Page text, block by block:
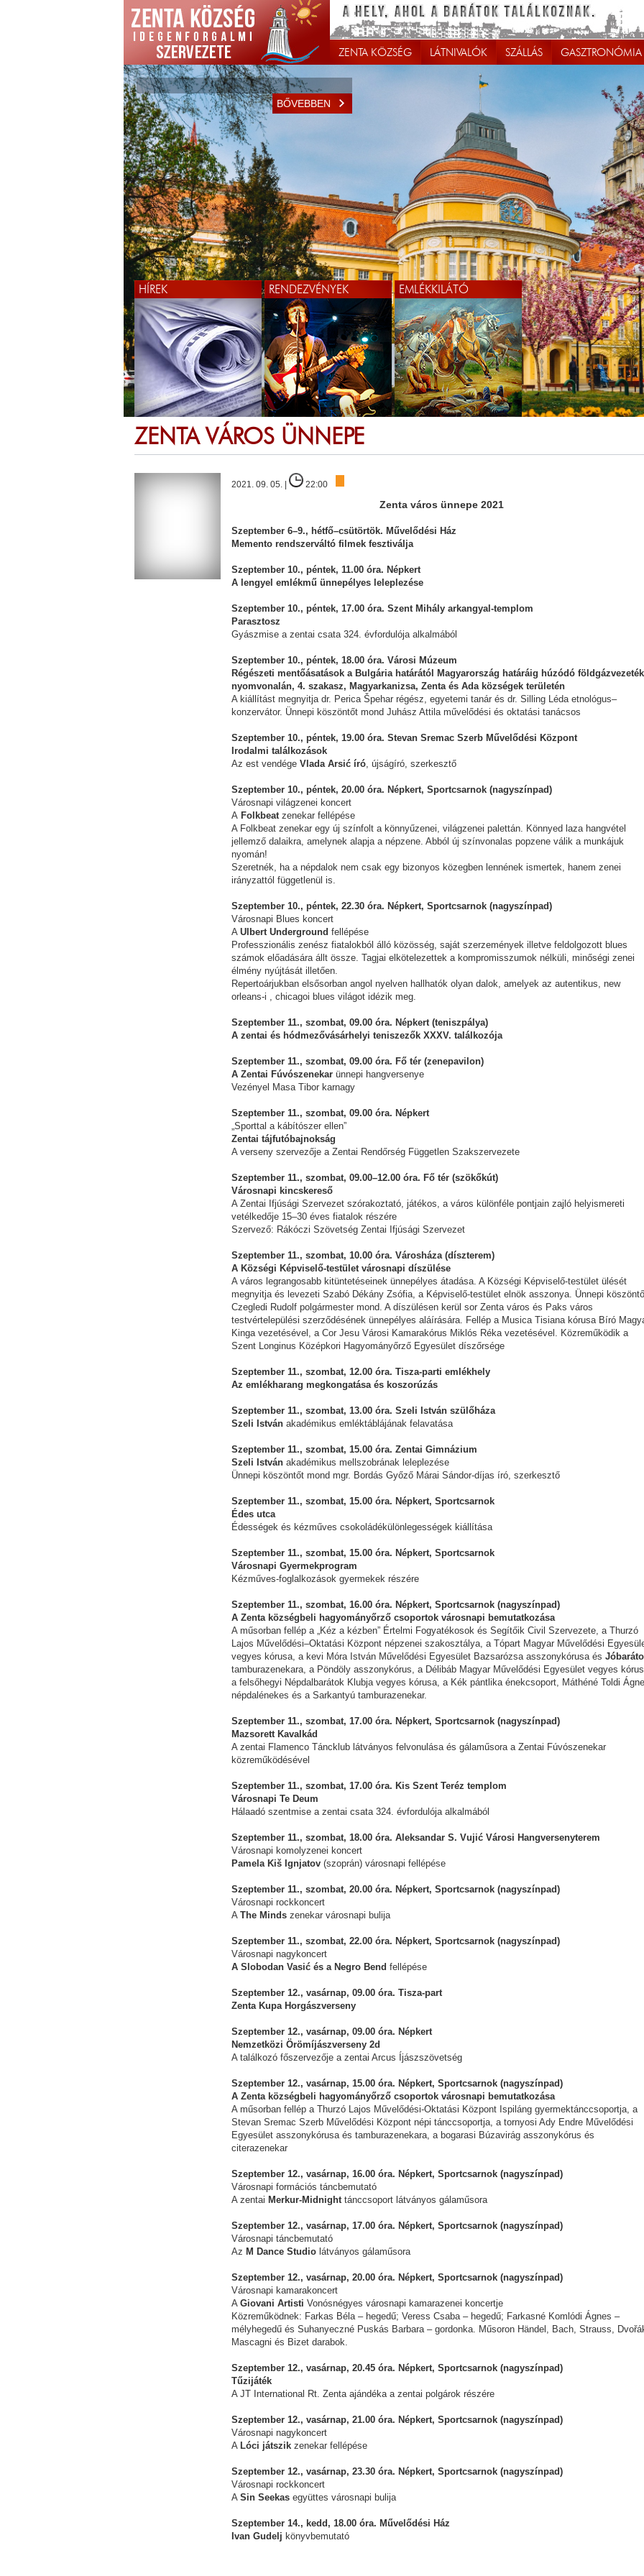
ZENTA KÖZSÉG LÁTNIVALÓK SZÁLLÁS GASZTRONÓMIA
BŐVEBBEN
HÍREK RENDEZVÉNYEK EMLÉKKILÁTÓ
ZENTA VÁROS ÜNNEPE
2021. 09. 05. | 22:00
Zenta város ünnepe 2021
Szeptember 6–9., hétfő–csütörtök. Művelődési Ház
Memento rendszerváltó filmek fesztiválja
Szeptember 10., péntek, 11.00 óra. Népkert
A lengyel emlékmű ünnepélyes leleplezése
Szeptember 10., péntek, 17.00 óra. Szent Mihály arkangyal-templom
Parasztosz
Gyászmise a zentai csata 324. évfordulója alkalmából
Szeptember 10., péntek, 18.00 óra. Városi Múzeum
Régészeti mentőásatások a Bulgária határától Magyarország határáig húzódó földgázvezeték
nyomvonalán, 4. szakasz, Magyarkanizsa, Zenta és Ada községek területén
A kiállítást megnyitja dr. Perica Špehar régész, egyetemi tanár és dr. Silling Léda etnológus–
konzervátor. Ünnepi köszöntőt mond Juhász Attila művelődési és oktatási tanácsos
Szeptember 10., péntek, 19.00 óra. Stevan Sremac Szerb Művelődési Központ
Irodalmi találkozások
Az est vendége Vlada Arsić író, újságíró, szerkesztő
Szeptember 10., péntek, 20.00 óra. Népkert, Sportcsarnok (nagyszínpad)
Városnapi világzenei koncert
A Folkbeatzenekar fellépése
A Folkbeat zenekar egy új színfolt a könnyűzenei, világzenei palettán. Könnyed laza hangvétel
jellemző dalaikra, amelynek alapja a népzene. Abból új színvonalas popzene válik a munkájuk
nyomán!
Szeretnék, ha a népdalok nem csak egy bizonyos közegben lennének ismertek, hanem zenei
irányzattól függetlenül is.
Szeptember 10., péntek, 22.30 óra. Népkert, Sportcsarnok (nagyszínpad)
Városnapi Blues koncert
A Ulbert Underground fellépése
Professzionális zenész fiatalokból álló közösség, saját szerzemények illetve feldolgozott blues
számok előadására állt össze. Tagjai elkötelezettek a kompromisszumok nélküli, minőségi zenei
élmény nyújtását illetően.
Repertoárjukban elsősorban angol nyelven hallhatók olyan dalok, amelyek az autentikus, new
orleans-i , chicagoi blues világot idézik meg.
Szeptember 11., szombat, 09.00 óra. Népkert (teniszpálya)
A zentai és hódmezővásárhelyi teniszezők XXXV. találkozója
Szeptember 11., szombat, 09.00 óra. Fő tér (zenepavilon)
A Zentai Fúvószenekar ünnepi hangversenye
Vezényel Masa Tibor karnagy
Szeptember 11., szombat, 09.00 óra. Népkert
„Sporttal a kábítószer ellen”
Zentai tájfutóbajnokság
A verseny szervezője a Zentai Rendőrség Független Szakszervezete
Szeptember 11., szombat, 09.00–12.00 óra. Fő tér (szökőkút)
Városnapi kincskereső
A Zentai Ifjúsági Szervezet szórakoztató, játékos, a város különféle pontjain zajló helyismereti
vetélkedője 15–30 éves fiatalok részére
Szervező: Rákóczi Szövetség Zentai Ifjúsági Szervezet
Szeptember 11., szombat, 10.00 óra. Városháza (díszterem)
A Községi Képviselő-testület városnapi díszülése
A város legrangosabb kitüntetéseinek ünnepélyes átadása. A Községi Képviselő-testület ülését
megnyitja és levezeti Szabó Dékány Zsófia, a Képviselő-testület elnök asszonya. Ünnepi
Czegledi Rudolf polgármester mond. A díszülésen kerül sor Zenta város és Paks város
testvértelepülési szerződésének ünnepélyes aláírására. Fellép a Musica Tisiana kórusa Bíró
Kinga vezetésével, a Cor Jesu Városi Kamarakórus Miklós Réka vezetésével. Közreműködik a
Szent Longinus Középkori Hagyományőrző Egyesület díszőrsége
Szeptember 11., szombat, 12.00 óra. Tisza-parti emlékhely
Az emlékharang megkongatása és koszorúzás
Szeptember 11., szombat, 13.00 óra. Szeli István szülőháza
Szeli István akadémikus emléktáblájának felavatása
Szeptember 11., szombat, 15.00 óra. Zentai Gimnázium
Szeli István akadémikus mellszobrának leleplezése
Ünnepi köszöntőt mond mgr. Bordás Győző Márai Sándor-díjas író, szerkesztő
Szeptember 11., szombat, 15.00 óra. Népkert, Sportcsarnok
Édes utca
Édességek és kézműves csokoládékülönlegességek kiállítása
Szeptember 11., szombat, 15.00 óra. Népkert, Sportcsarnok
Városnapi Gyermekprogram
Kézműves-foglalkozások gyermekek részére
Szeptember 11., szombat, 16.00 óra. Népkert, Sportcsarnok (nagyszínpad)
A Zenta községbeli hagyományőrző csoportok városnapi bemutatkozása
A műsorban fellép a „Kéz a kézben” Értelmi Fogyatékosok és Segítőik Civil Szervezete, a Thurzó
Lajos Művelődési–Oktatási Központ népzenei szakosztálya, a Tópart Magyar Művelődési
vegyes kórusa, a kevi Móra István Művelődési Egyesület Bazsarózsa asszonykórusa és
tamburazenekara, a Pöndöly asszonykórus, a Délibáb Magyar Művelődési Egyesület vegyes
a felsőhegyi Népdalbarátok Klubja vegyes kórusa, a Kék pántlika énekcsoport, Máthéné Toldi
népdalénekes és a Sarkantyú tamburazenekar.
Szeptember 11., szombat, 17.00 óra. Népkert, Sportcsarnok (nagyszínpad)
Mazsorett Kavalkád
A zentai Flamenco Táncklub látványos felvonulása és gálaműsora a Zentai Fúvószenekar
közreműködésével
Szeptember 11., szombat, 17.00 óra. Kis Szent Teréz templom
Városnapi Te Deum
Hálaadó szentmise a zentai csata 324. évfordulója alkalmából
Szeptember 11., szombat, 18.00 óra. Aleksandar S. Vujić Városi Hangversenyterem
Városnapi komolyzenei koncert
Pamela Kiš Ignjatov (szoprán) városnapi fellépése
Szeptember 11., szombat, 20.00 óra. Népkert, Sportcsarnok (nagyszínpad)
Városnapi rockkoncert
A The Minds zenekar városnapi bulija
Szeptember 11., szombat, 22.00 óra. Népkert, Sportcsarnok (nagyszínpad)
Városnapi nagykoncert
A Slobodan Vasić és a Negro Bend fellépése
Szeptember 12., vasárnap, 09.00 óra. Tisza-part
Zenta Kupa Horgászverseny
Szeptember 12., vasárnap, 09.00 óra. Népkert
Nemzetközi Örömíjászverseny 2d
A találkozó főszervezője a zentai Arcus Íjászszövetség
Szeptember 12., vasárnap, 15.00 óra. Népkert, Sportcsarnok (nagyszínpad)
A Zenta községbeli hagyományőrző csoportok városnapi bemutatkozása
A műsorban fellép a Thurzó Lajos Művelődési-Oktatási Központ Ispiláng gyermektánccsoportja, a
Stevan Sremac Szerb Művelődési Központ népi tánccsoportja, a tornyosi Ady Endre Művelődési
Egyesület asszonykórusa és tamburazenekara, a bogarasi Búzavirág asszonykórus és
citerazenekar
Szeptember 12., vasárnap, 16.00 óra. Népkert, Sportcsarnok (nagyszínpad)
Városnapi formációs táncbemutató
A zentai Merkur-Midnighttánccsoport látványos gálaműsora
Szeptember 12., vasárnap, 17.00 óra. Népkert, Sportcsarnok (nagyszínpad)
Városnapi táncbemutató
Az M Dance Studio látványos gálaműsora
Szeptember 12., vasárnap, 20.00 óra. Népkert, Sportcsarnok (nagyszínpad)
Városnapi kamarakoncert
A Giovani Artisti Vonósnégyes városnapi kamarazenei koncertje
Közreműködnek: Farkas Béla – hegedű; Veress Csaba – hegedű; Farkasné Komlódi Ágnes –
mélyhegedű és Suhanyeczné Puskás Barbara – gordonka. Műsoron Händel, Bach, Strauss,
Mascagni és Bizet darabok.
Szeptember 12., vasárnap, 20.45 óra. Népkert, Sportcsarnok (nagyszínpad)
Tűzijáték
A JT International Rt. Zenta ajándéka a zentai polgárok részére
Szeptember 12., vasárnap, 21.00 óra. Népkert, Sportcsarnok (nagyszínpad)
Városnapi nagykoncert
A Lóci játszik zenekar fellépése
Szeptember 12., vasárnap, 23.30 óra. Népkert, Sportcsarnok (nagyszínpad)
Városnapi rockkoncert
A Sin Seekas együttes városnapi bulija
Szeptember 14., kedd, 18.00 óra. Művelődési Ház
Ivan Gudelj könyvbemutató